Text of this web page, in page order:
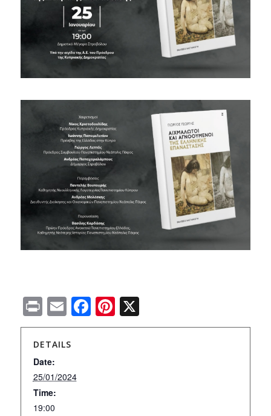
PrintEmailFacebook
Pinterest
X
DETAILS
Date:
25/01/2024
Time:
19:00